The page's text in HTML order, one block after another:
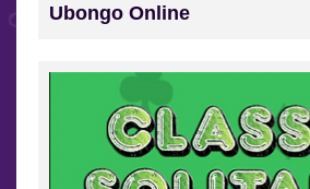
Ubongo Online